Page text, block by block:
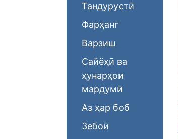
Тандурустӣ
Фарҳанг
Варзиш
Сайёҳӣ ва
ҳунарҳои
мардумӣ
Аз ҳар боб
Зебоӣ